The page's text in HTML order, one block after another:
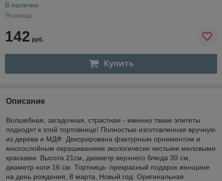
В наличии
Розница
142 руб.
Купить
Описание
Волшебная, загадочная, страстная - именно такие эпитеты
подходят к этой тортовнице! Полностью изготовленная вручную
из дерева и МДФ. Декорирована фактурным орнаментом и
многослойным окрашиванием экологически чистыми меловыми
красками. Высота 21см, диаметр верхнего блюда 30 см,
диаметр ноги 16 см. Тортница- прекрасный подарок женщине
на день рождения, 8 марта, Новый год. Оригинальная